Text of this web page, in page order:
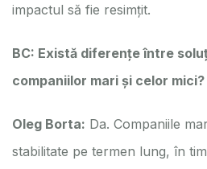
impactul să fie resimțit.
BC: Există diferențe între
companiilor mari și celor mici?
Oleg Borta: Da. Companiile
stabilitate pe termen lung, în